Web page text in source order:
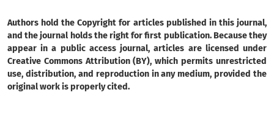
Authors hold the Copyright for articles published in this journal,
and the journal holds the right for first publication. Because they
appear in a public access journal, articles are licensed under
Creative Commons Attribution (BY), which permits unrestricted
use, distribution, and reproduction in any medium, provided the
original work is properly cited.